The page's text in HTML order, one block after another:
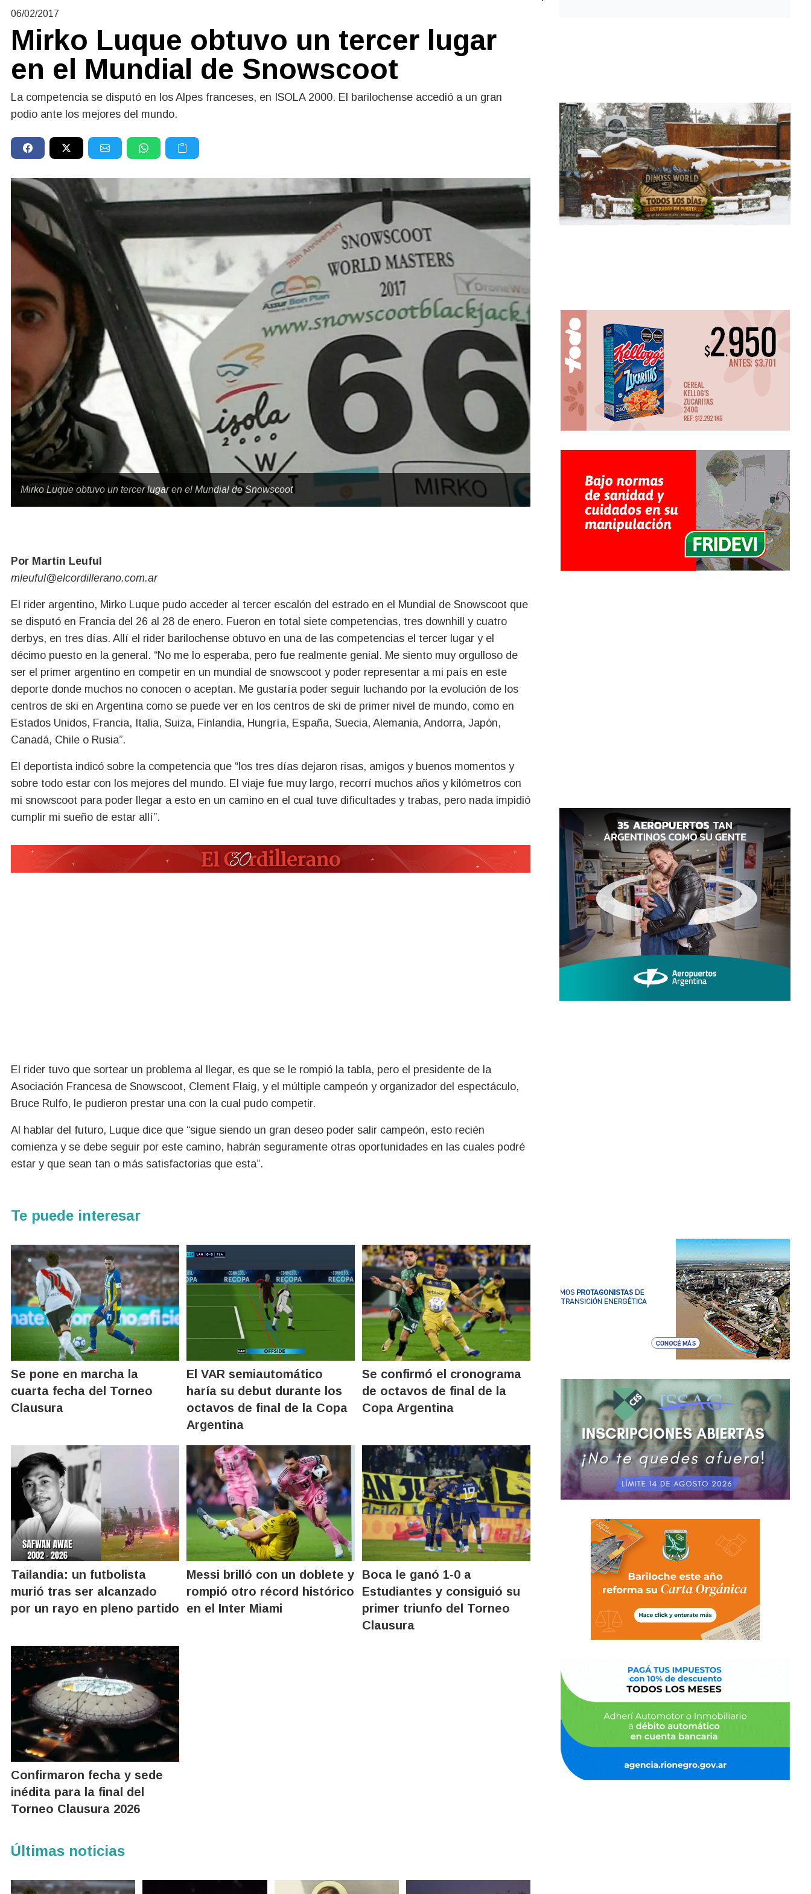
06/02/2017
Mirko Luque obtuvo un tercer lugar
en el Mundial de Snowscoot
La competencia se disputó en los Alpes franceses, en ISOLA 2000. El barilochense accedió a un gran
podio ante los mejores del mundo.
Mirko Luque obtuvo un tercer lugar en el Mundial de Snowscoot
Por Martín Leuful
mleuful@elcordillerano.com.ar
El rider argentino, Mirko Luque pudo acceder al tercer escalón del estrado en el Mundial de Snowscoot que
se disputó en Francia del 26 al 28 de enero. Fueron en total siete competencias, tres downhill y cuatro
derbys, en tres días. Allí el rider barilochense obtuvo en una de las competencias el tercer lugar y el
décimo puesto en la general. “No me lo esperaba, pero fue realmente genial. Me siento muy orgulloso de
ser el primer argentino en competir en un mundial de snowscoot y poder representar a mi país en este
deporte donde muchos no conocen o aceptan. Me gustaría poder seguir luchando por la evolución de los
centros de ski en Argentina como se puede ver en los centros de ski de primer nivel de mundo, como en
Estados Unidos, Francia, Italia, Suiza, Finlandia, Hungría, España, Suecia, Alemania, Andorra, Japón,
Canadá, Chile o Rusia”.
El deportista indicó sobre la competencia que “los tres días dejaron risas, amigos y buenos momentos y
sobre todo estar con los mejores del mundo. El viaje fue muy largo, recorrí muchos años y kilómetros con
mi snowscoot para poder llegar a esto en un camino en el cual tuve dificultades y trabas, pero nada impidió
cumplir mi sueño de estar allí”.
El rider tuvo que sortear un problema al llegar, es que se le rompió la tabla, pero el presidente de la
Asociación Francesa de Snowscoot, Clement Flaig, y el múltiple campeón y organizador del espectáculo,
Bruce Rulfo, le pudieron prestar una con la cual pudo competir.
Al hablar del futuro, Luque dice que “sigue siendo un gran deseo poder salir campeón, esto recién
comienza y se debe seguir por este camino, habrán seguramente otras oportunidades en las cuales podré
estar y que sean tan o más satisfactorias que esta”.
Te puede interesar
Se pone en marcha la
cuarta fecha del Torneo
Clausura
El VAR semiautomático
haría su debut durante los
octavos de final de la Copa
Argentina
Se confirmó el cronograma
de octavos de final de la
Copa Argentina
Tailandia: un futbolista
murió tras ser alcanzado
por un rayo en pleno partido
Messi brilló con un doblete y
rompió otro récord histórico
en el Inter Miami
Boca le ganó 1-0 a
Estudiantes y consiguió su
primer triunfo del Torneo
Clausura
Confirmaron fecha y sede
inédita para la final del
Torneo Clausura 2026
Últimas noticias